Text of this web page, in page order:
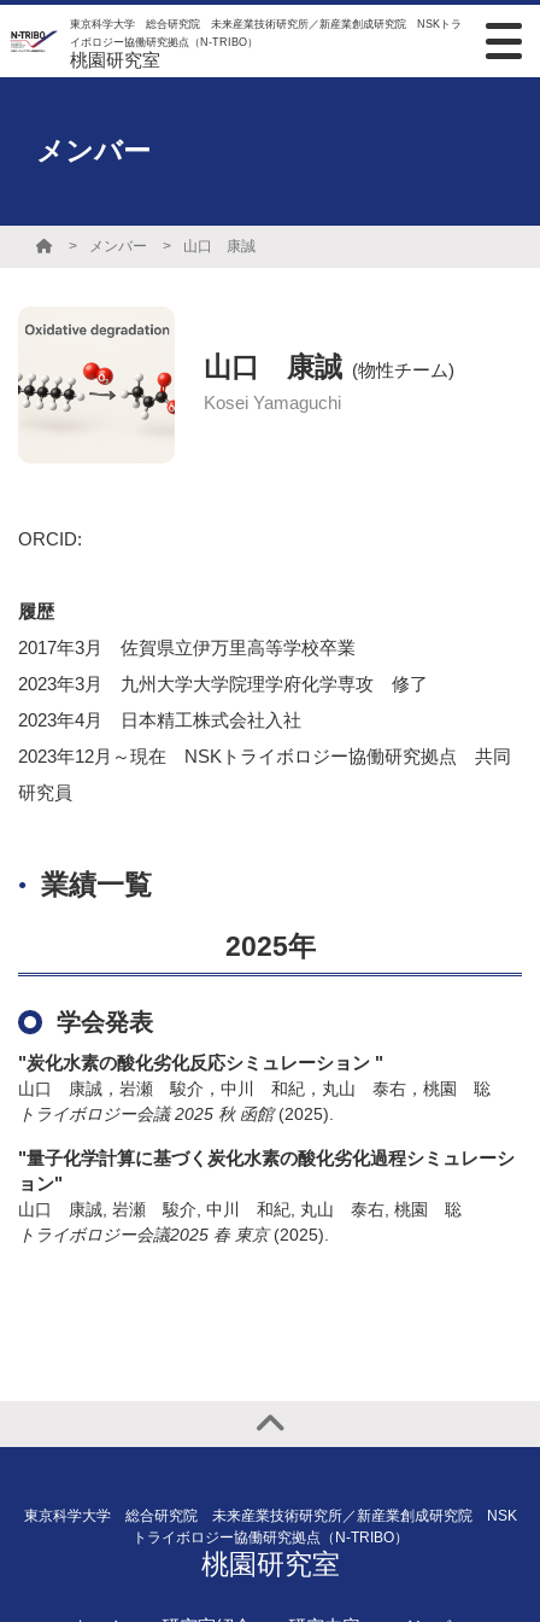
東京科学大学 総合研究院 未来産業技術研究所／新産業創成研究院 NSKトラ
イボロジー協働研究拠点（N-TRIBO）
桃園研究室
メンバー
メンバー 山口 康誠
山口 康誠 (物性チーム)
Kosei Yamaguchi
ORCID:
履歴
2017年3月 佐賀県立伊万里高等学校卒業
2023年3月 九州大学大学院理学府化学専攻 修了
2023年4月 日本精工株式会社入社
2023年12月～現在 NSKトライボロジー協働研究拠点 共同
研究員
業績一覧
2025年
学会発表
"炭化水素の酸化劣化反応シミュレーション "
山口 康誠，岩瀬 駿介，中川 和紀，丸山 泰右，桃園 聡
トライボロジー会議 2025 秋 函館 (2025)
"量子化学計算に基づく炭化水素の酸化劣化過程シミュレーシ
ョン"
山口 康誠, 岩瀬 駿介, 中川 和紀, 丸山 泰右, 桃園 聡
トライボロジー会議2025 春 東京 (2025)
東京科学大学 総合研究院 未来産業技術研究所／新産業創成研究院 NSK
トライボロジー協働研究拠点（N-TRIBO）
桃園研究室